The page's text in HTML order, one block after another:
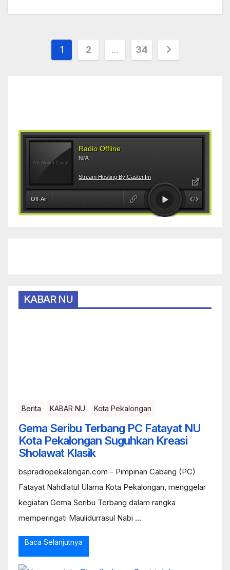
Paginasi
1 2 … 34
KABAR NU
Berita KABAR NU Kota Pekalongan
Gema Seribu Terbang PC Fatayat NU
Kota Pekalongan Suguhkan Kreasi
Sholawat Klasik
bspradiopekalongan.com - Pimpinan Cabang (PC)
Fatayat Nahdlatul Ulama Kota Pekalongan, menggelar
kegiatan Gema Seribu Terbang dalam rangka
memperingati Maulidurrasul Nabi ...
Baca Selanjutnya